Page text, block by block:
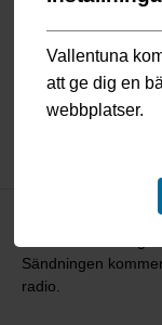
2021
Här hittar du
Sändningen
radio.
Vallentuna
att ge dig en
webbplatser.